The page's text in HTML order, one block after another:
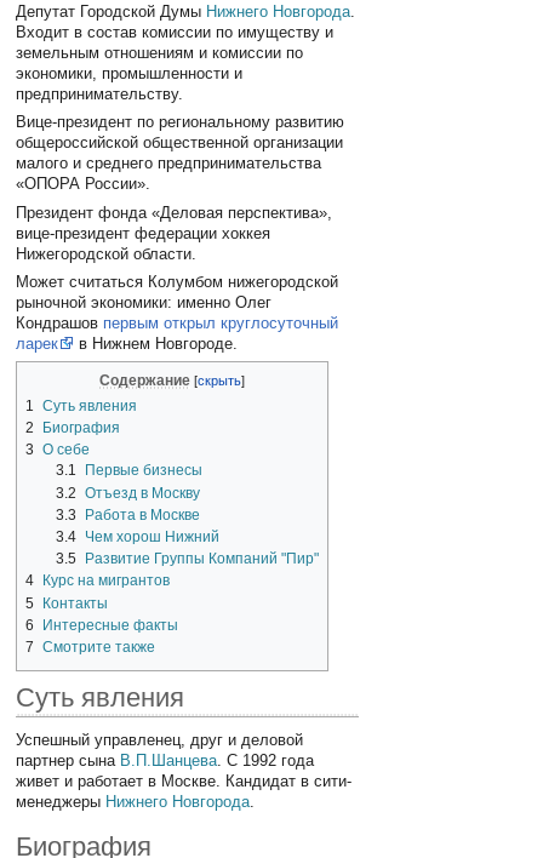
Депутат Городской Думы Нижнего Новгорода
Входит в состав комиссии по имуществу и
земельным отношениям и комиссии по
экономики, промышленности и
предпринимательству.
Вице-президент по региональному развитию
общероссийской общественной организации
малого и среднего предпринимательства
«ОПОРА России».
Президент фонда «Деловая перспектива»,
вице-президент федерации хоккея
Нижегородской области.
Может считаться Колумбом нижегородской
рыночной экономики: именно Олег
Кондрашов первым открыл круглосуточный
ларек
в Нижнем Новгороде.
Содержание
1
Суть явления
2
Биография
3
О себе
3.1
Первые бизнесы
3.2 Отъезд в Москву
3.3
Работа в Москве
3.4 Чем хорош Нижний
3.5
Развитие Группы Компаний "Пир"
4
Курс на мигрантов
5 Контакты
6
Интересные факты
7
Смотрите также
Суть явления
Успешный управленец, друг и деловой
партнер сына В.П.Шанцева. C 1992 года
живет и работает в Москве. Кандидат в сити-
менеджеры Нижнего Новгорода.
Биография